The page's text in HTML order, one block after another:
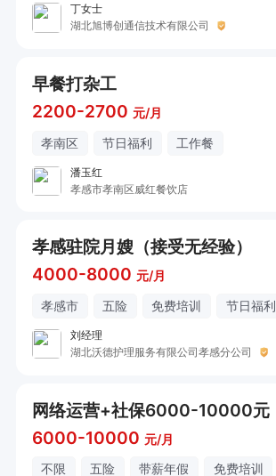
丁女士
湖北旭博创通信技术有限公司
早餐打杂工
2200-2700 元/月
孝南区 节日福利 工作餐
潘玉红
孝感市孝南区威红餐饮店
孝感驻院月嫂（接受无经验）
4000-8000 元/月
孝感市 五险 免费培训 节日福利
刘经理
湖北沃德护理服务有限公司孝感分公司
网络运营+社保6000-10000元
6000-10000 元/月
不限 五险 带薪年假 免费培训